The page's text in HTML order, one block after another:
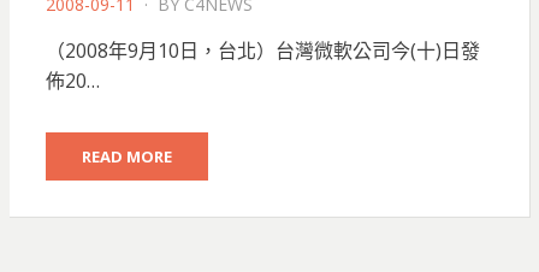
（2008年9月10日，台北）台灣微軟公司今(十)日發
佈20…
READ MORE